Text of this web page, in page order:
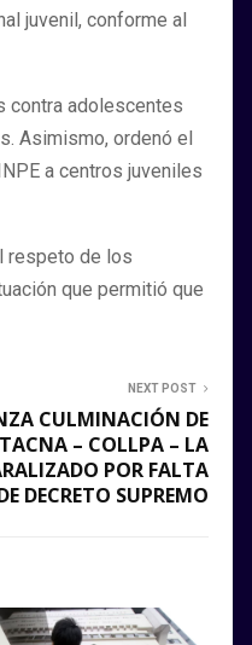
juvenil, conforme al
contra adolescentes
Asimismo, ordenó el
a centros juveniles
respeto de los
que permitió que
NEXT POST
CULMINACIÓN DE
– COLLPA – LA
POR FALTA
DECRETO SUPREMO